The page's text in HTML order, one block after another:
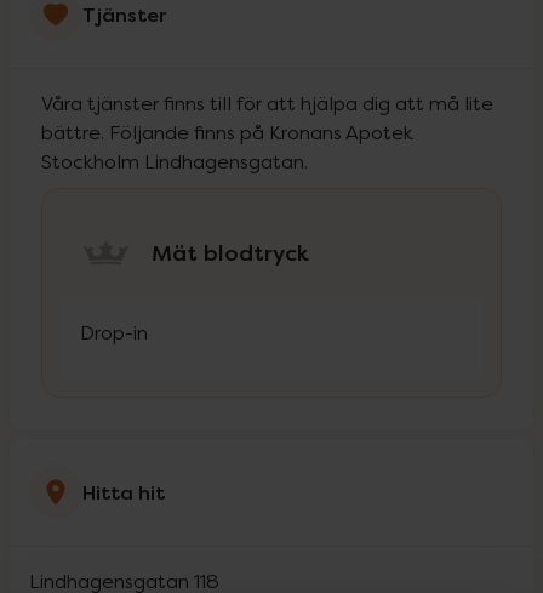
Tjänster
Våra tjänster finns till för att hjälpa dig att må lite
bättre. Följande finns på Kronans Apotek
Stockholm Lindhagensgatan.
Mät blodtryck
Drop-in
Hitta hit
Lindhagensgatan 118